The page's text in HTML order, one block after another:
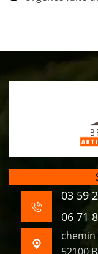
03 59
06 71
chemin